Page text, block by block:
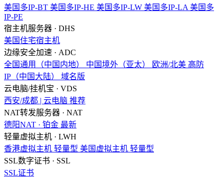
美国多IP-BT 美国多IP-HE 美国多IP-LW 美国多IP-LA 美国多
IP-PE
宿主机服务器 · DHS
美国住宅宿主机
边缘安全加速 · ADC
全国通用（中国内地）
中国境外（亚太） 欧洲/北美 高防
IP（中国大陆）
域名版
云电脑/挂机宝 · VDS
西安/成都 | 云电脑 推荐
NAT转发服务器 · NAT
德阳NAT · 铂金 最新
轻量虚拟主机 · LWH
香港虚拟主机 轻量型 美国虚拟主机 轻量型
SSL数字证书 · SSL
SSL证书